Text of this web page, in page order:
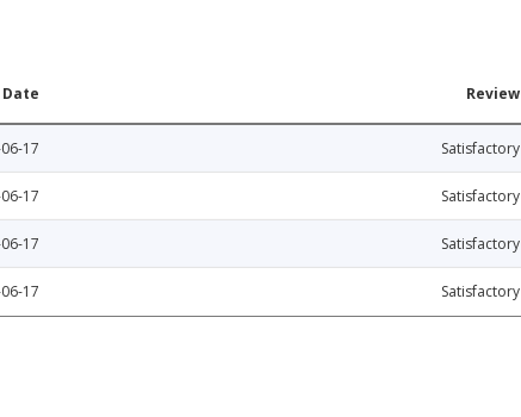
Review
Date
Satisfactory
17
Satisfactory
17
Satisfactory
17
Satisfactory
17